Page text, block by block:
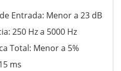
Entrada: Menor a 23 dB
250 Hz a 5000 Hz
Total: Menor a 5%
ms